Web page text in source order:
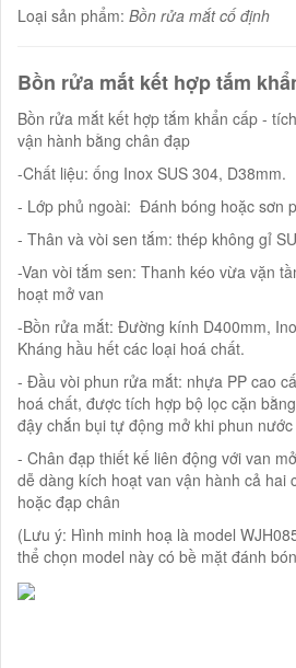
Loại sản phẩm: Bồn rửa mắt cố định
Bồn rửa mắt kết hợp tắm
Bồn rửa mắt kết hợp tắm khẩn cấp -
vận hành bằng chân đạp
-Chất liệu: ống Inox SUS 304, D38mm.
- Lớp phủ ngoài: Đánh bóng hoặc sơn
- Thân và vòi sen tắm: thép không gỉ
-Van vòi tắm sen: Thanh kéo vừa vặn
hoạt mở van
-Bồn rửa mắt: Đường kính D400mm,
Kháng hầu hết các loại hoá chất.
- Đầu vòi phun rửa mắt: nhựa PP cao
hoá chất, được tích hợp bộ lọc cặn
đậy chắn bụi tự động mở khi phun
- Chân đạp thiết kế liên động với van
dễ dàng kích hoạt van vận hành cả hai
hoặc đạp chân
(Lưu ý: Hình minh hoạ là model
thể chọn model này có bề mặt đánh